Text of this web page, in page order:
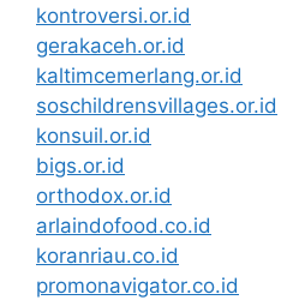
kontroversi.or.id
gerakaceh.or.id
kaltimcemerlang.or.id
soschildrensvillages.or.id
konsuil.or.id
bigs.or.id
orthodox.or.id
arlaindofood.co.id
koranriau.co.id
promonavigator.co.id